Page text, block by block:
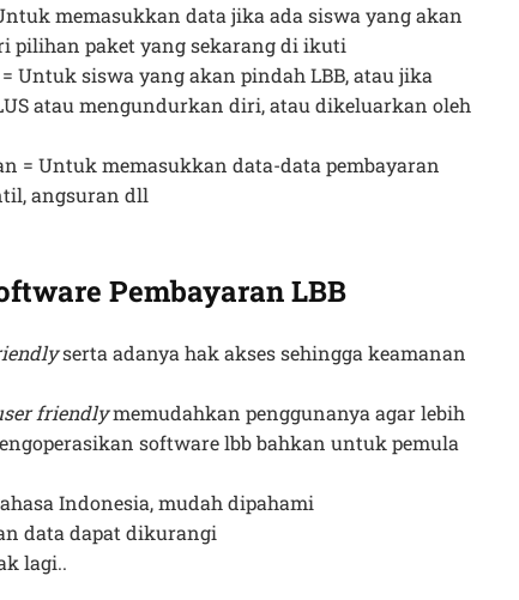
memasukkan data jika ada siswa yang akan
pilihan paket yang sekarang di ikuti
Untuk siswa yang akan pindah LBB, atau jika
atau mengundurkan diri, atau dikeluarkan oleh
= Untuk memasukkan data-data pembayaran
angsuran dll
Pembayaran LBB
serta adanya hak akses sehingga keamanan
friendlymemudahkan penggunanya agar lebih
software lbb bahkan untuk pemula
Indonesia, mudah dipahami
data dapat dikurangi
lagi..